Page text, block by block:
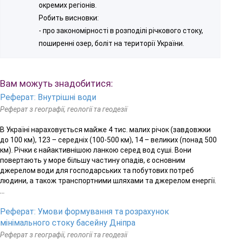
окремих регіонів.
Робить висновки:
- про закономірності в розподілі річкового стоку,
поширенні озер, боліт на території України.
Вам можуть знадобитися:
Реферат: Внутрішні води
Реферат з географії, геології та геодезії
В Україні нараховується майже 4 тис. малих річок (завдовжки
до 100 км), 123 – середніх (100-500 км), 14 – великих (понад 500
км). Річки є найактивнішою ланкою серед вод суші. Вони
повертають у море більшу частину опадів, є основним
джерелом води для господарських та побутових потреб
людини, а також транспортними шляхами та джерелом енергії.
Реферат: Умови формування та розрахунок
мінімального стоку басейну Дніпра
Реферат з географії, геології та геодезії